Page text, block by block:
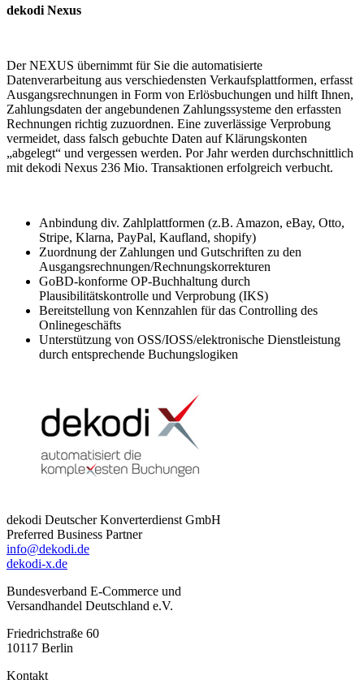
dekodi Nexus
Der NEXUS übernimmt für Sie die automatisierte
Datenverarbeitung aus verschiedensten Verkaufsplattformen, erfasst
Ausgangsrechnungen in Form von Erlösbuchungen und hilft Ihnen,
Zahlungsdaten der angebundenen Zahlungssysteme den erfassten
Rechnungen richtig zuzuordnen. Eine zuverlässige Verprobung
vermeidet, dass falsch gebuchte Daten auf Klärungskonten
„abgelegt“ und vergessen werden. Por Jahr werden durchschnittlich
mit dekodi Nexus 236 Mio. Transaktionen erfolgreich verbucht.
Anbindung div. Zahlplattformen (z.B. Amazon, eBay, Otto,
Stripe, Klarna, PayPal, Kaufland, shopify)
Zuordnung der Zahlungen und Gutschriften zu den
Ausgangsrechnungen/Rechnungskorrekturen
GoBD-konforme OP-Buchhaltung durch
Plausibilitätskontrolle und Verprobung (IKS)
Bereitstellung von Kennzahlen für das Controlling des
Onlinegeschäfts
Unterstützung von OSS/IOSS/elektronische Dienstleistung
durch entsprechende Buchungslogiken
dekodi Deutscher Konverterdienst GmbH
Preferred Business Partner
info@dekodi.de
dekodi-x.de
Bundesverband E-Commerce und
Versandhandel Deutschland e.V.
Friedrichstraße 60
10117 Berlin
Kontakt